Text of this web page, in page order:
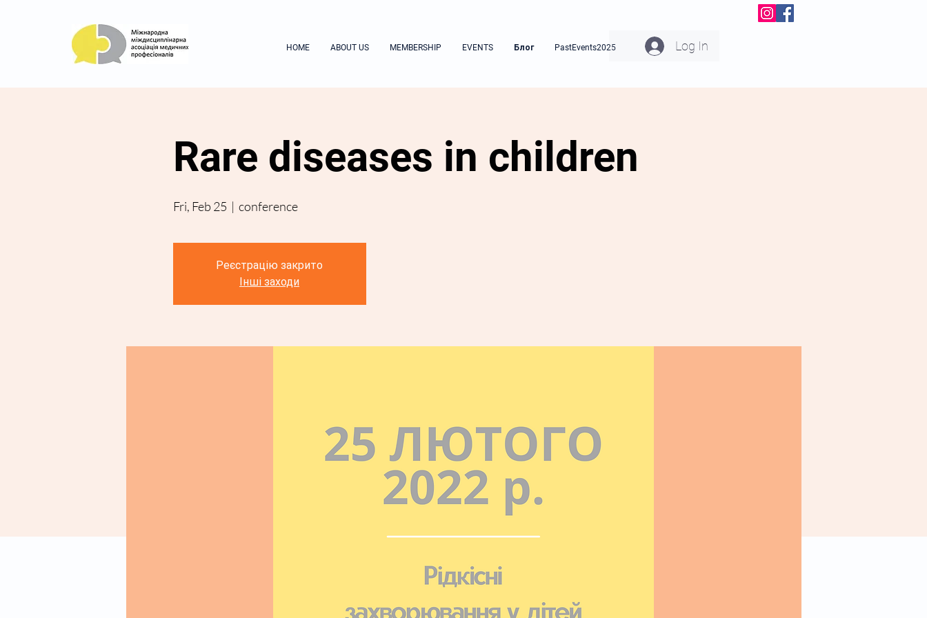
HOME ABOUT US MEMBERSHIP EVENTS Блог PastEvents2025 Log In
Rare diseases in children
Fri, Feb 25
  |
conference
Реєстрацію закрито
Інші заходи